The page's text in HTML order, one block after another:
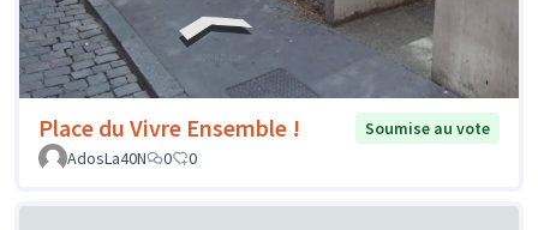
Place du Vivre Ensemble !
Soumise au vote
AdosLa40N
0 0